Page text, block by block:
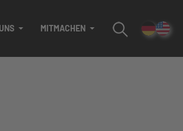
MITMACHEN